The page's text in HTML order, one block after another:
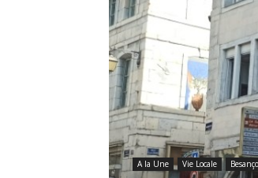
A la Une Vie Locale